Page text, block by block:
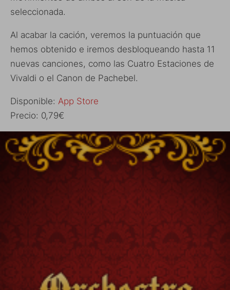
seleccionada.
Al acabar la cación, veremos la puntuación que
hemos obtenido e iremos desbloqueando hasta 11
nuevas canciones, como las Cuatro Estaciones de
Vivaldi o el Canon de Pachebel.
Disponible: App Store
Precio: 0,79€